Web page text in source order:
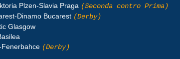
Plzen-Slavia Praga (Seconda contro Prima)
Dinamo Bucarest (Derby)
Glasgow
(Derby)